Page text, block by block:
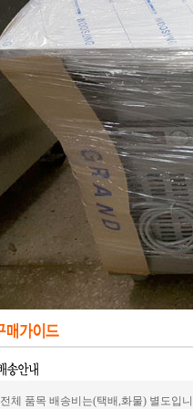
전체 품목 배송비는(택배,화물) 별도입